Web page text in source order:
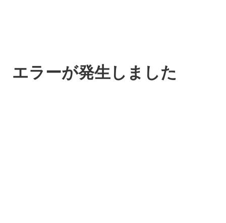
エラーが発生しました